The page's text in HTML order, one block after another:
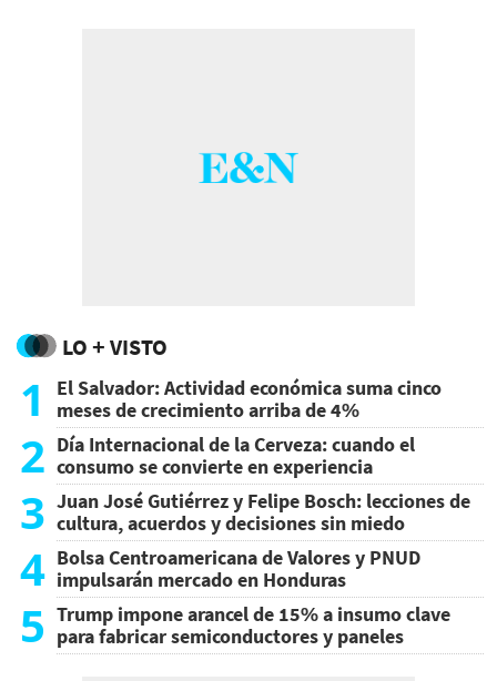
LO + VISTO
1
El Salvador: Actividad económica suma cinco
meses de crecimiento arriba de 4%
2 Día Internacional de la Cerveza: cuando el
consumo se convierte en experiencia
3 Juan José Gutiérrez y Felipe Bosch: lecciones de
cultura, acuerdos y decisiones sin miedo
4 Bolsa Centroamericana de Valores y PNUD
impulsarán mercado en Honduras
5 Trump impone arancel de 15% a insumo clave
para fabricar semiconductores y paneles